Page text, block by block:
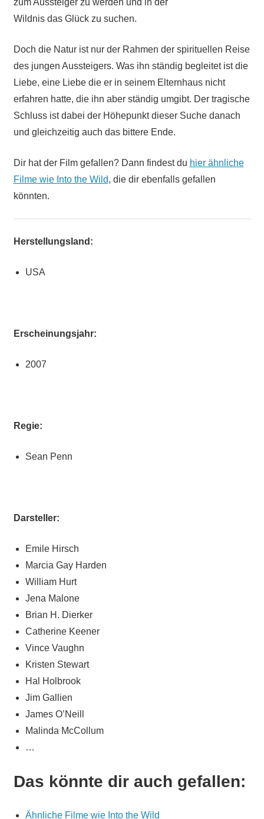
Wildnis das Glück zu suchen.
Doch die Natur ist nur der Rahmen der spirituellen Reise
des jungen Aussteigers. Was ihn ständig begleitet ist die
Liebe, eine Liebe die er in seinem Elternhaus nicht
erfahren hatte, die ihn aber ständig umgibt. Der tragische
Schluss ist dabei der Höhepunkt dieser Suche danach
und gleichzeitig auch das bittere Ende.
Dir hat der Film gefallen? Dann findest du hier ähnliche
Filme wie Into the Wild, die dir ebenfalls gefallen
könnten.
Herstellungsland:
USA
Erscheinungsjahr:
2007
Regie:
Sean Penn
Darsteller:
Emile Hirsch
Marcia Gay Harden
William Hurt
Jena Malone
Brian H. Dierker
Catherine Keener
Vince Vaughn
Kristen Stewart
Hal Holbrook
Jim Gallien
James O’Neill
Malinda McCollum
…
Das könnte dir auch gefallen:
Ähnliche Filme wie Into the Wild